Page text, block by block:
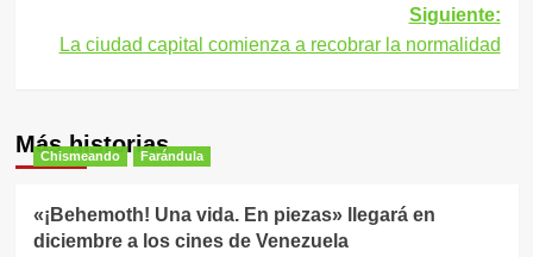
Siguiente:
La ciudad capital comienza a recobrar la normalidad
Más historias
Chismeando Farándula
«¡Behemoth! Una vida. En piezas» llegará en
diciembre a los cines de Venezuela